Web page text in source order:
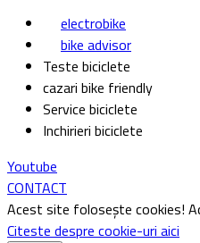
electrobike
bike advisor
Teste biciclete
cazari bike friendly
Service biciclete
Inchirieri biciclete
Youtube
CONTACT
Acest site folosește cookies!
Citeste despre cookie-uri aici